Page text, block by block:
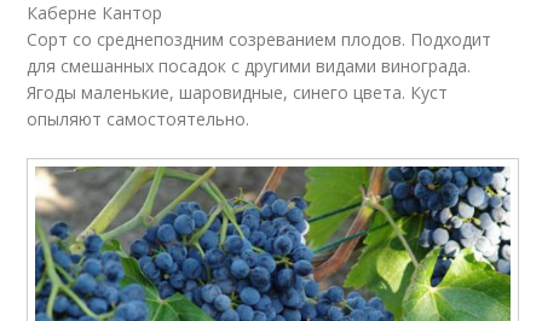
Каберне Кантор
Сорт со среднепоздним созреванием плодов. Подходит
для смешанных посадок с другими видами винограда.
Ягоды маленькие, шаровидные, синего цвета. Куст
опыляют самостоятельно.